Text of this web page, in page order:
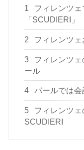
1
フィレンツ
「SCUDIERI」
2 フィレンツ
3
フィレンツ
ール
4 バールでは会
5
フィレンツ
SCUDIERI